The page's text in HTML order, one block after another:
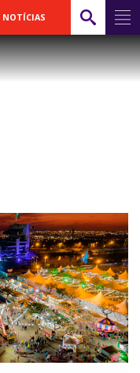
NOTÍCIAS